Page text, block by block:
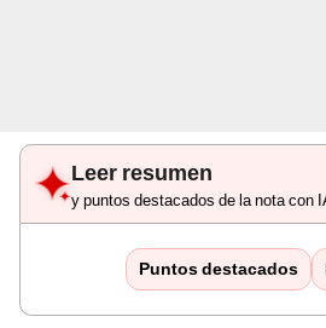
Leer resumen
y puntos destacados de la nota con
Puntos destacados